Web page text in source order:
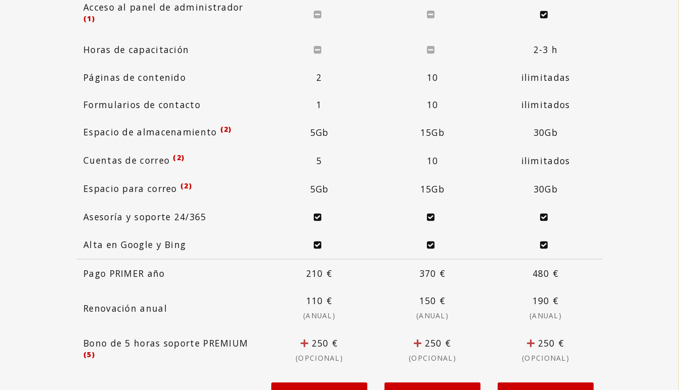
Acceso al panel de administrador
(1)
Horas de capacitación 2-3 h
Páginas de contenido 2 10 ilimitadas
Formularios de contacto 1 10 ilimitados
Espacio de almacenamiento (2) 5Gb 15Gb 30Gb
Cuentas de correo (2) 5 10 ilimitados
Espacio para correo (2) 5Gb 15Gb 30Gb
Asesoría y soporte 24/365
Alta en Google y Bing
Pago PRIMER año 210 € 370 € 480 €
Renovación anual
110 €
(ANUAL)
150 €
(ANUAL)
190 €
(ANUAL)
Bono de 5 horas soporte PREMIUM
(5)
250 €
(OPCIONAL)
250 €
(OPCIONAL)
250 €
(OPCIONAL)